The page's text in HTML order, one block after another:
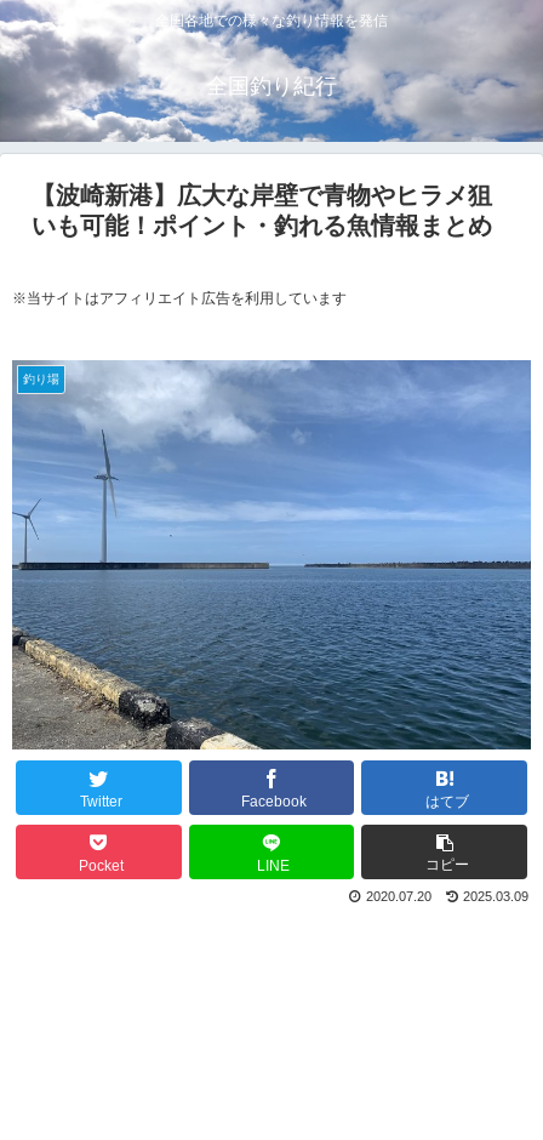
全国各地での様々な釣り情報を発信
全国釣り紀行
【波崎新港】広大な岸壁で青物やヒラメ狙
いも可能！ポイント・釣れる魚情報まとめ
※当サイトはアフィリエイト広告を利用しています
釣り場
Twitter Facebook はてブ
Pocket LINE コピー
2025.03.09
2020.07.20